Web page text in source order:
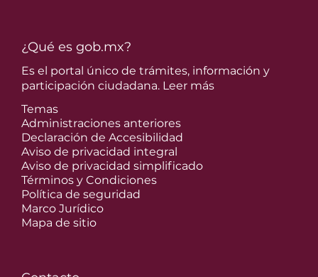
¿Qué es gob.mx?
Es el portal único de trámites, información y
participación ciudadana. Leer más
Temas
Administraciones anteriores
Declaración de Accesibilidad
Aviso de privacidad integral
Aviso de privacidad simplificado
Términos y Condiciones
Política de seguridad
Marco Jurídico
Mapa de sitio